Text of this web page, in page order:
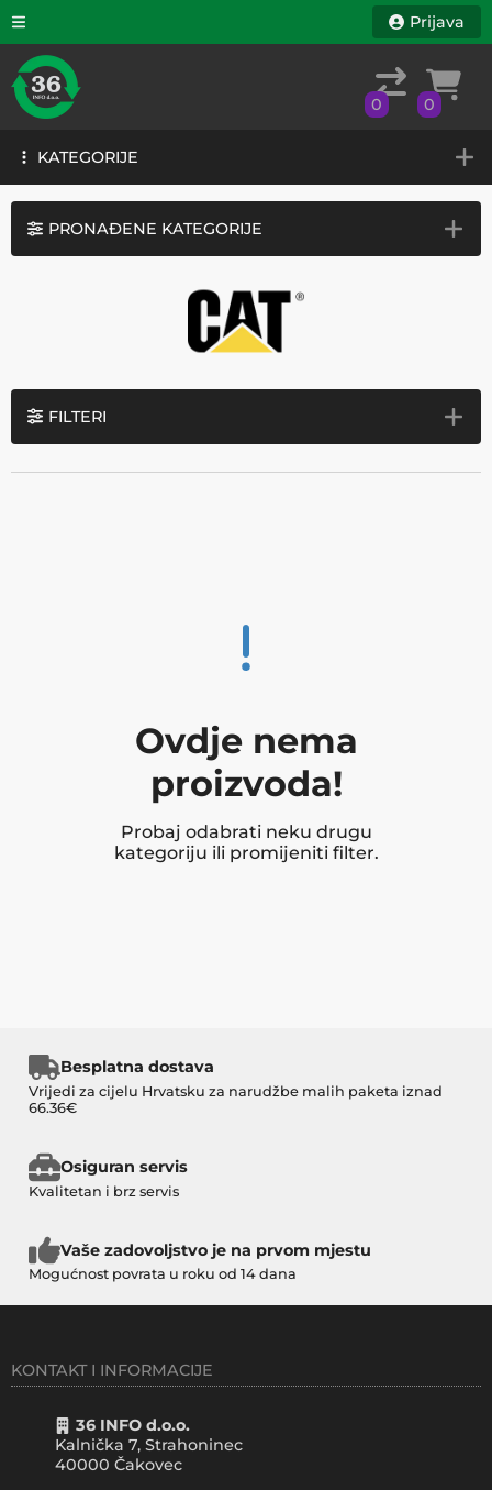
KATEGORIJE
Prijava
0 0
KATEGORIJE
PRONAĐENE KATEGORIJE
FILTERI
Ovdje nema
proizvoda!
Probaj odabrati neku drugu
kategoriju ili promijeniti filter.
Besplatna dostava
Vrijedi za cijelu Hrvatsku za narudžbe malih paketa iznad
66.36€
Osiguran servis
Kvalitetan i brz servis
Vaše zadovoljstvo je na prvom mjestu
Mogućnost povrata u roku od 14 dana
KONTAKT I INFORMACIJE
36 INFO d.o.o.
Kalnička 7, Strahoninec
40000 Čakovec